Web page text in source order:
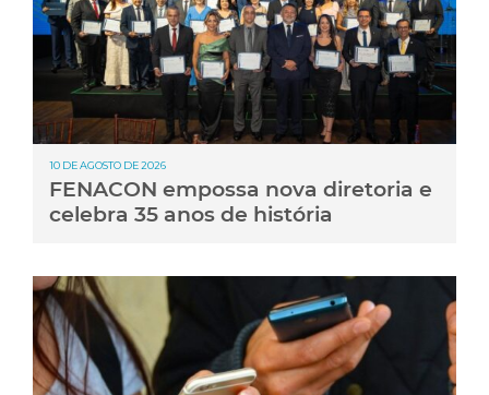
10 DE AGOSTO DE 2026
FENACON empossa nova diretoria e
celebra 35 anos de história